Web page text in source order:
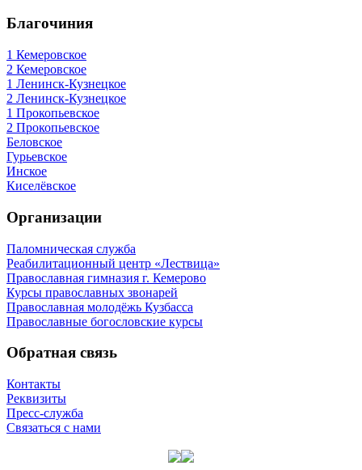
Благочиния
1 Кемеровское
2 Кемеровское
1 Ленинск-Кузнецкое
2 Ленинск-Кузнецкое
1 Прокопьевское
2 Прокопьевское
Беловское
Гурьевское
Инское
Киселёвское
Организации
Паломническая служба
Реабилитационный центр «Лествица»
Православная гимназия г. Кемерово
Курсы православных звонарей
Православная молодёжь Кузбасса
Православные богословские курсы
Обратная связь
Контакты
Реквизиты
Пресс-служба
Связаться с нами